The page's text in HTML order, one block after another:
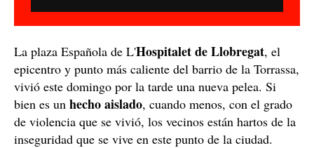
La plaza Española de L'Hospitalet de Llobregat, el
epicentro y punto más caliente del barrio de la Torrassa,
vivió este domingo por la tarde una nueva pelea. Si
bien es un hecho aislado, cuando menos, con el grado
de violencia que se vivió, los vecinos están hartos de la
inseguridad que se vive en este punto de la ciudad.